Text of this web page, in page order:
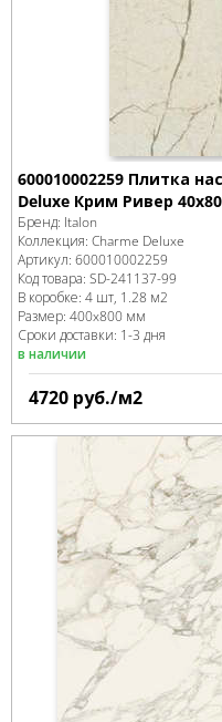
600010002259 Плитка
Deluxe Крим Ривер 40x80
Бренд: Italon
Коллекция: Charme Deluxe
Артикул: 600010002259
Код товара: SD-241137-99
В коробке: 4 шт, 1.28 м2
Размер: 400x800 мм
Сроки доставки: 1-3 дня
в наличии
4720 руб./м2